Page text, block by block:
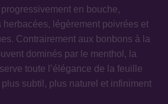
en bouche,
légèrement poivrées et
Contrairement aux bonbons à la
dominés par le menthol, la
toute l’élégance de la feuille
subtil, plus naturel et infiniment